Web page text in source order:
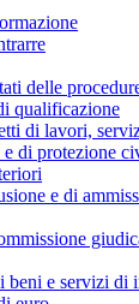
delle
qualificazione
di lavori,
e di protezione
e di
beni e servizi di